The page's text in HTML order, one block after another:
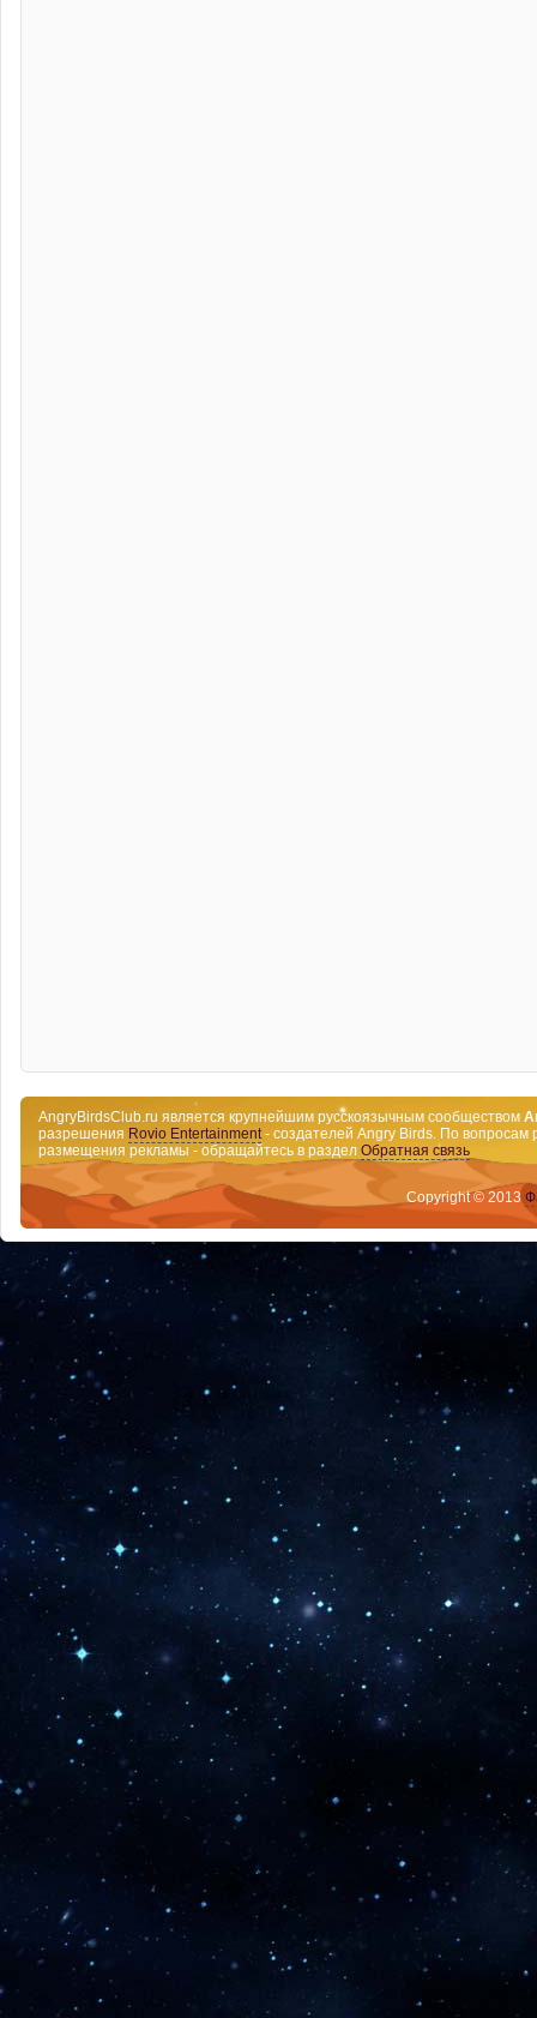
AngryBirdsClub.ru является крупнейшим русскоязычным сообществом
разрешения Rovio Entertainment- создателей Angry Birds. По вопросам
размещения рекламы - обращайтесь в раздел Обратная связь
Copyright © 2013